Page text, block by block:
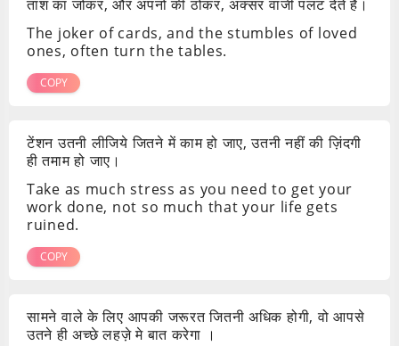
ताश का जोकर, और अपनों की ठोकर, अक्सर वाजी पलट देते है।
The joker of cards, and the stumbles of loved
ones, often turn the tables.
COPY
टेंशन उतनी लीजिये जितने में काम हो जाए, उतनी नहीं की ज़िंदगी
ही तमाम हो जाए।
Take as much stress as you need to get your
work done, not so much that your life gets
ruined.
COPY
सामने वाले के लिए आपकी जरूरत जितनी अधिक होगी, वो आपसे
उतने ही अच्छे लहज़े मे बात करेगा ।